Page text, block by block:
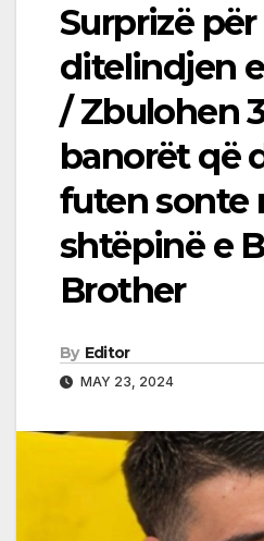
Surprizë për
ditelindjen
/ Zbulohen
banorët që
futen sonte
shtëpinë e
Brother
By Editor
MAY 23, 2024